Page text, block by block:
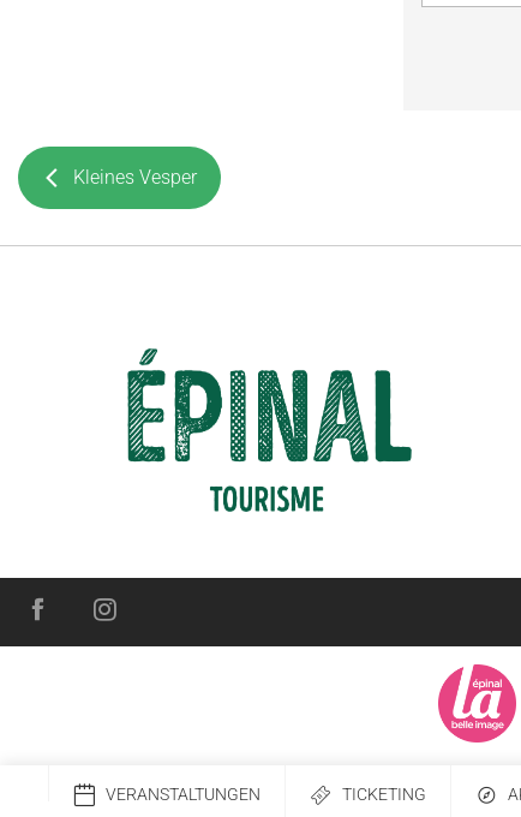
Kleines Vesper
VERANSTALTUNGEN TICKETING